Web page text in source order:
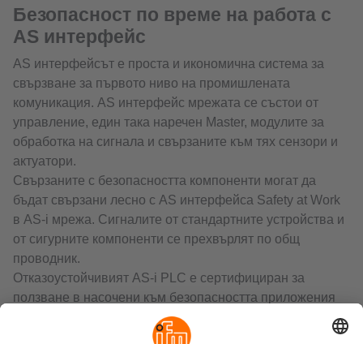
Безопасност по време на работа с
AS интерфейс
AS интерфейсът е проста и икономична система за
свързване за първото ниво на промишлената
комуникация. AS интерфейс мрежата се състои от
управление, един така наречен Master, модулите за
обработка на сигнала и свързаните към тях сензори и
актуатори.
Свързаните с безопасността компоненти могат да
бъдат свързани лесно с AS интерфейса Safety at Work
в AS-i мрежа. Сигналите от стандартните устройства и
от сигурните компоненти се прехвърлят по общ
проводник.
Отказоустойчивият AS-i PLC е сертифициран за
ползване в насочени към безопасността приложения
AS-i мониторите за безопасност се използват в AS-i